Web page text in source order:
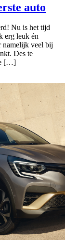
auto
Nu is het tijd
erg leuk én
namelijk veel bij
Des te
[…]